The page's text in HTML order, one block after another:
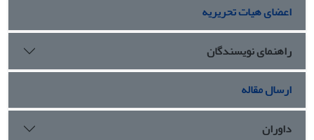
اعضای هیات تحریریه
راهنمای نویسندگان
ارسال مقاله
داوران